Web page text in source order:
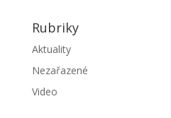
Rubriky
Aktuality
Nezařazené
Video